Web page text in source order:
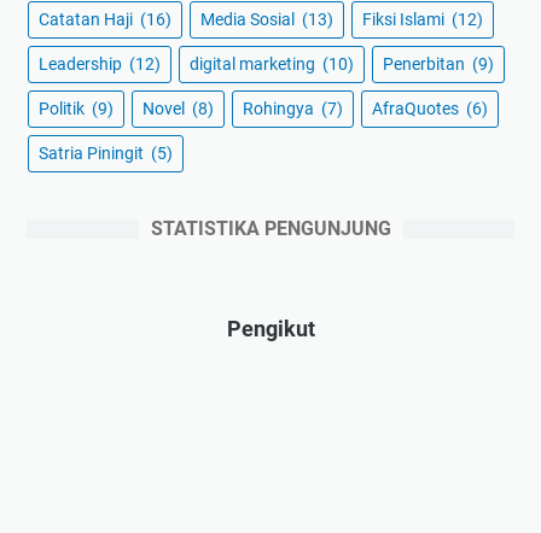
Catatan Haji (16) Media Sosial (13) Fiksi Islami (12)
Leadership (12) digital marketing (10) Penerbitan (9)
Politik (9) Novel (8) Rohingya (7) AfraQuotes (6)
Satria Piningit (5)
STATISTIKA PENGUNJUNG
Pengikut